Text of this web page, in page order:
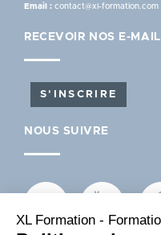
XL Formation -
Email : contact@xl-formation.com
RECEVOIR NOS E-
S'INSCRIRE
NOUS SUIVRE